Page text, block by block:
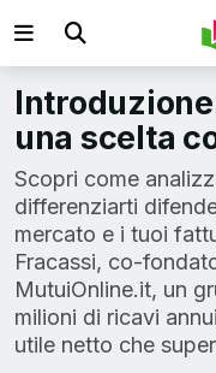
una scelta
Scopri come
differenziarti
mercato e i tuoi
Fracassi, co-
MutuiOnline.it, un
milioni di ricavi
utile netto che